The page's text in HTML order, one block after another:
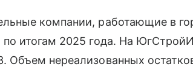
компании, работающие в
по итогам 2025 года. На
Объем нереализованных